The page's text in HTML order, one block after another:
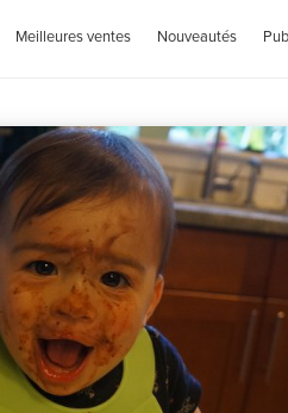
Meilleures ventes Nouveautés